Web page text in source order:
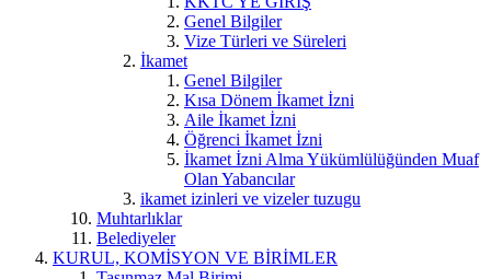
Genel Bilgiler
Vize Türleri ve Süreleri
İkamet
Genel Bilgiler
Kısa Dönem İkamet İzni
Aile İkamet İzni
Öğrenci İkamet İzni
İkamet İzni Alma Yükümlülüğünden Muaf
Olan Yabancılar
ikamet izinleri ve vizeler tuzugu
Muhtarlıklar
Belediyeler
KURUL, KOMİSYON VE BİRİMLER